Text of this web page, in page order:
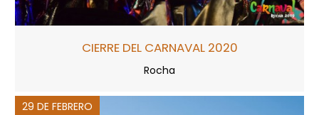
CIERRE DEL CARNAVAL 2020
Rocha
29 DE FEBRERO